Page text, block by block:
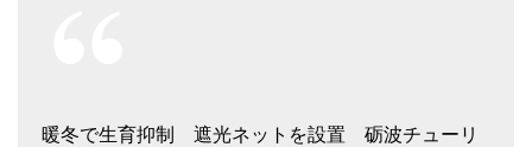
暖冬で生育抑制 遮光ネットを設置 砺波チューリ